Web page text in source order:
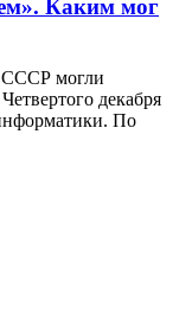
Каким мог
СССР могли
декабря
По